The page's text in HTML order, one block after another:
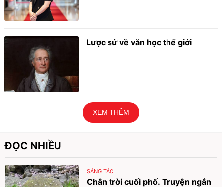
Lược sử về văn học thế giới
XEM THÊM
ĐỌC NHIỀU
SÁNG TÁC
Chân trời cuối phố. Truyện ngắn